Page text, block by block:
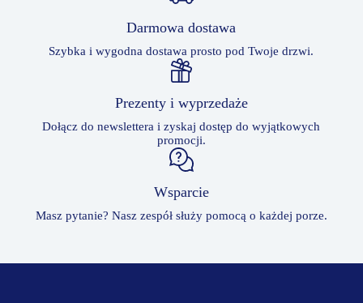
Darmowa dostawa
Szybka i wygodna dostawa prosto pod Twoje drzwi.
Prezenty i wyprzedaże
Dołącz do newslettera i zyskaj dostęp do wyjątkowych
promocji.
Wsparcie
Masz pytanie? Nasz zespół służy pomocą o każdej porze.